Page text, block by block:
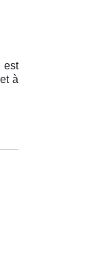
est
à